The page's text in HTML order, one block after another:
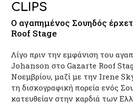
CLIPS
O αγαπημένος Σουηδός
Roof Stage
Λίγο πριν την εμφάνιση του
Johanson στο Gazarte Roof
Νοεμβρίου, μαζί με την Irene
τη δισκογραφική πορεία ενός
κατευθείαν στην καρδιά των